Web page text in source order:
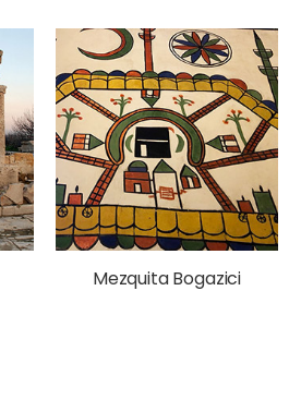
Mezquita Bogazici